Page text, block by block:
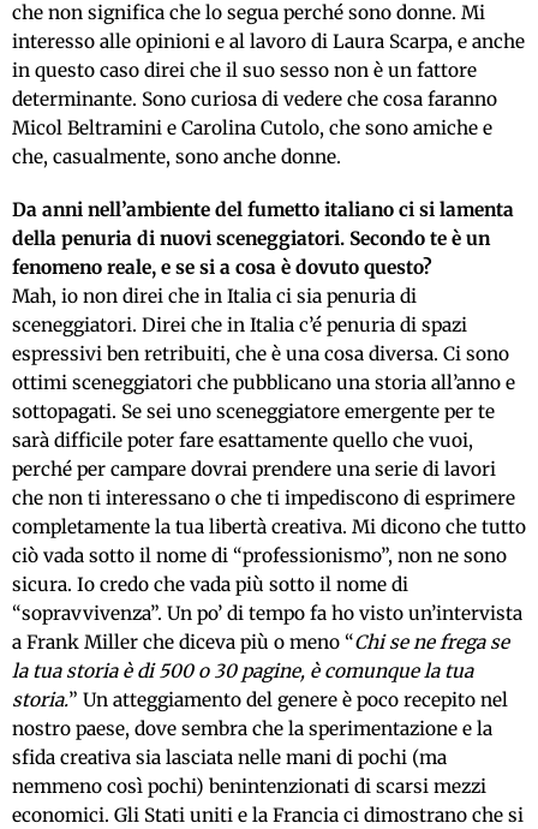
che non significa che lo segua perché sono donne. Mi
interesso alle opinioni e al lavoro di Laura Scarpa, e anche
in questo caso direi che il suo sesso non è un fattore
determinante. Sono curiosa di vedere che cosa faranno
Micol Beltramini e Carolina Cutolo, che sono amiche e
che, casualmente, sono anche donne.
Da anni nell’ambiente del fumetto italiano ci si lamenta
della penuria di nuovi sceneggiatori. Secondo te è un
fenomeno reale, e se si a cosa è dovuto questo?
Mah, io non direi che in Italia ci sia penuria di
sceneggiatori. Direi che in Italia c’é penuria di spazi
espressivi ben retribuiti, che è una cosa diversa. Ci sono
ottimi sceneggiatori che pubblicano una storia all’anno e
sottopagati. Se sei uno sceneggiatore emergente per te
sarà difficile poter fare esattamente quello che vuoi,
perché per campare dovrai prendere una serie di lavori
che non ti interessano o che ti impediscono di esprimere
completamente la tua libertà creativa. Mi dicono che tutto
ciò vada sotto il nome di “professionismo”, non ne sono
sicura. Io credo che vada più sotto il nome di
“sopravvivenza”. Un po’ di tempo fa ho visto un’intervista
a Frank Miller che diceva più o meno “Chi se ne frega se
la tua storia è di 500 o 30 pagine, è comunque la tua
storia.” Un atteggiamento del genere è poco recepito nel
nostro paese, dove sembra che la sperimentazione e la
sfida creativa sia lasciata nelle mani di pochi (ma
nemmeno così pochi) benintenzionati di scarsi mezzi
economici. Gli Stati uniti e la Francia ci dimostrano che si